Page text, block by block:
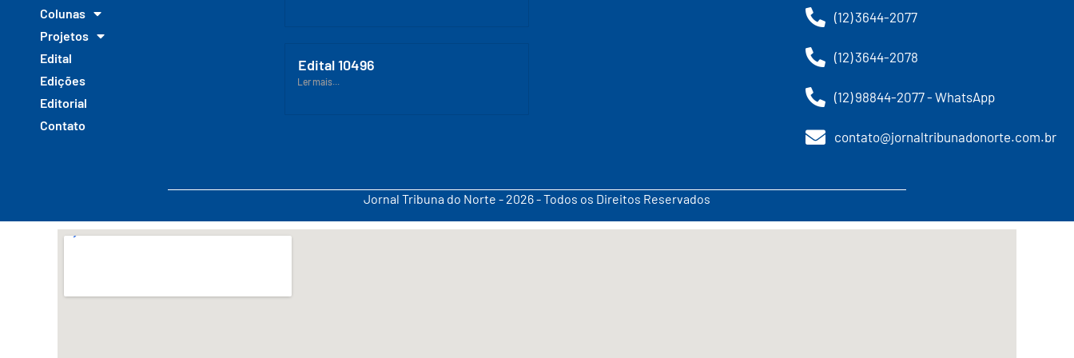
Colunas
Projetos
Edital
Edições
Editorial
Contato
Edital 10496
Ler mais...
(12) 3644-2077
(12) 3644-2078
(12) 98844-2077 - WhatsApp
contato@jornaltribunadonorte.com.br
Jornal Tribuna do Norte - 2026 - Todos os Direitos Reservados